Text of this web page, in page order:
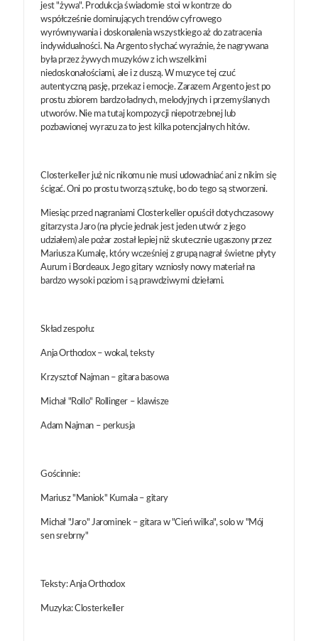
jest "żywa". Produkcja świadomie stoi w kontrze do
współcześnie dominujących trendów cyfrowego
wyrównywania i doskonalenia wszystkiego aż do zatracenia
indywidualności. Na Argento słychać wyraźnie, że nagrywana
była przez żywych muzyków z ich wszelkimi
niedoskonałościami, ale i z duszą. W muzyce tej czuć
autentyczną pasję, przekaz i emocje. Zarazem Argento jest po
prostu zbiorem bardzo ładnych, melodyjnych i przemyślanych
utworów. Nie ma tutaj kompozycji niepotrzebnej lub
pozbawionej wyrazu za to jest kilka potencjalnych hitów.
Closterkeller już nic nikomu nie musi udowadniać ani z nikim się
ścigać. Oni po prostu tworzą sztukę, bo do tego są stworzeni.
Miesiąc przed nagraniami Closterkeller opuścił dotychczasowy
gitarzysta Jaro (na płycie jednak jest jeden utwór z jego
udziałem) ale pożar został lepiej niż skutecznie ugaszony przez
Mariusza Kumalę, który wcześniej z grupą nagrał świetne płyty
Aurum i Bordeaux. Jego gitary wzniosły nowy materiał na
bardzo wysoki poziom i są prawdziwymi dziełami.
Skład zespołu:
Anja Orthodox – wokal, teksty
Krzysztof Najman – gitara basowa
Michał "Rollo" Rollinger – klawisze
Adam Najman – perkusja
Gościnnie:
Mariusz "Maniok" Kumala – gitary
Michał "Jaro" Jarominek – gitara w "Cień wilka", solo w "Mój
sen srebrny"
Teksty: Anja Orthodox
Muzyka: Closterkeller